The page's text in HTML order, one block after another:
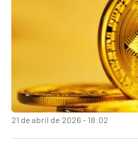
21 de abril de 2026 - 18:02